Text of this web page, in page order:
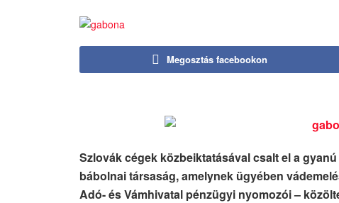
Megosztás facebookon
Szlovák cégek közbeiktatásával csalt el a
bábolnai társaság, amelynek ügyében
Adó- és Vámhivatal pénzügyi nyomozói –